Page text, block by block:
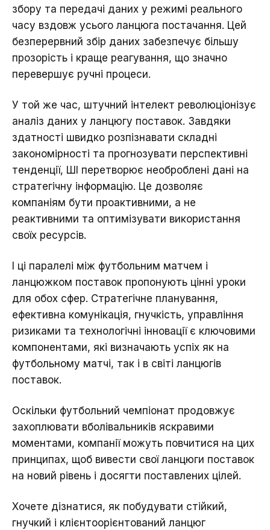
збору та передачі даних у режимі реального
часу вздовж усього ланцюга постачання. Цей
безперервний збір даних забезпечує більшу
прозорість і краще реагування, що значно
перевершує ручні процеси.
У той же час, штучний інтелект революціонізує
аналіз даних у ланцюгу поставок. Завдяки
здатності швидко розпізнавати складні
закономірності та прогнозувати перспективні
тенденції, ШІ перетворює необроблені дані на
стратегічну інформацію. Це дозволяє
компаніям бути проактивними, а не
реактивними та оптимізувати використання
своїх ресурсів.
І ці паралелі між футбольним матчем і
ланцюжком поставок пропонують цінні уроки
для обох сфер. Стратегічне планування,
ефективна комунікація, гнучкість, управління
ризиками та технологічні інновації є ключовими
компонентами, які визначають успіх як на
футбольному матчі, так і в світі ланцюгів
поставок.
Оскільки футбольний чемпіонат продовжує
захоплювати вболівальників яскравими
моментами, компанії можуть повчитися на цих
принципах, щоб вивести свої ланцюги поставок
на новий рівень і досягти поставлених цілей.
Хочете дізнатися, як побудувати стійкий,
гнучкий і клієнтоорієнтований ланцюг